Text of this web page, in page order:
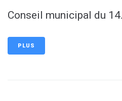
Conseil municipal du
PLUS